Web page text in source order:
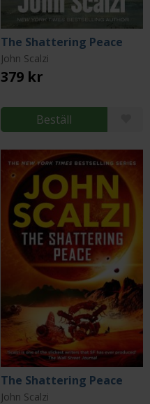
The Shattering Peace
John Scalzi
379 kr
Beställ
The Shattering Peace
John Scalzi